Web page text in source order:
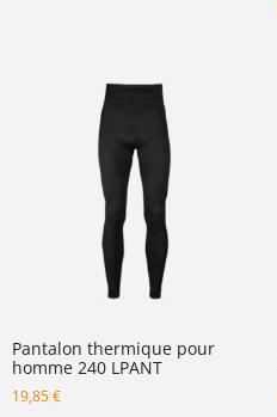
Pantalon thermique pour
homme 240 LPANT
19,85€